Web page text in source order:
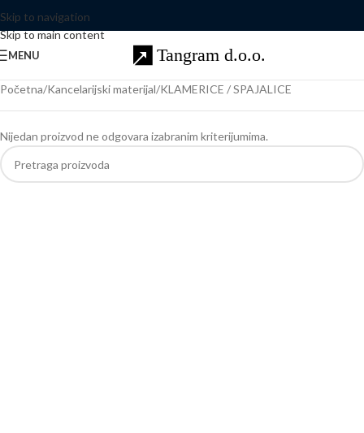
Skip to navigation
Skip to main content
MENU
Početna Kancelarijski materijal KLAMERICE / SPAJALICE
Nijedan proizvod ne odgovara izabranim kriterijumima.